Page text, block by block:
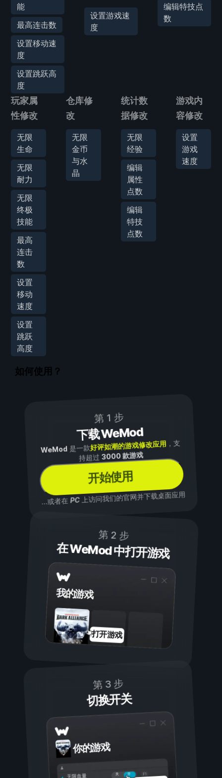
能
最高连击数
设置移动速
度
设置跳跃高
度
设置游戏速
度
编辑特技点
数
玩家属
性修改
无限
生命
无限
耐力
无限
终极
技能
最高
连击
数
设置
移动
速度
设置
跳跃
高度
仓库修
改
无限
金币
与水
晶
统计数
据修改
无限
经验
编辑
属性
点数
编辑
特技
点数
游戏内
容修改
设置
游戏
速度
如何使用？
第 1 步
下载 WeMod
WeMod是一款好评如潮的游戏修改应用 ，支
持超过3000 款游戏
开始使用
...或者在PC上访问我们的官网并下载桌面应用
第 2 步
在 WeMod 中打开游戏
我的游戏
打开游戏
第 3 步
切换开关
你的游戏
开
关
无限血量